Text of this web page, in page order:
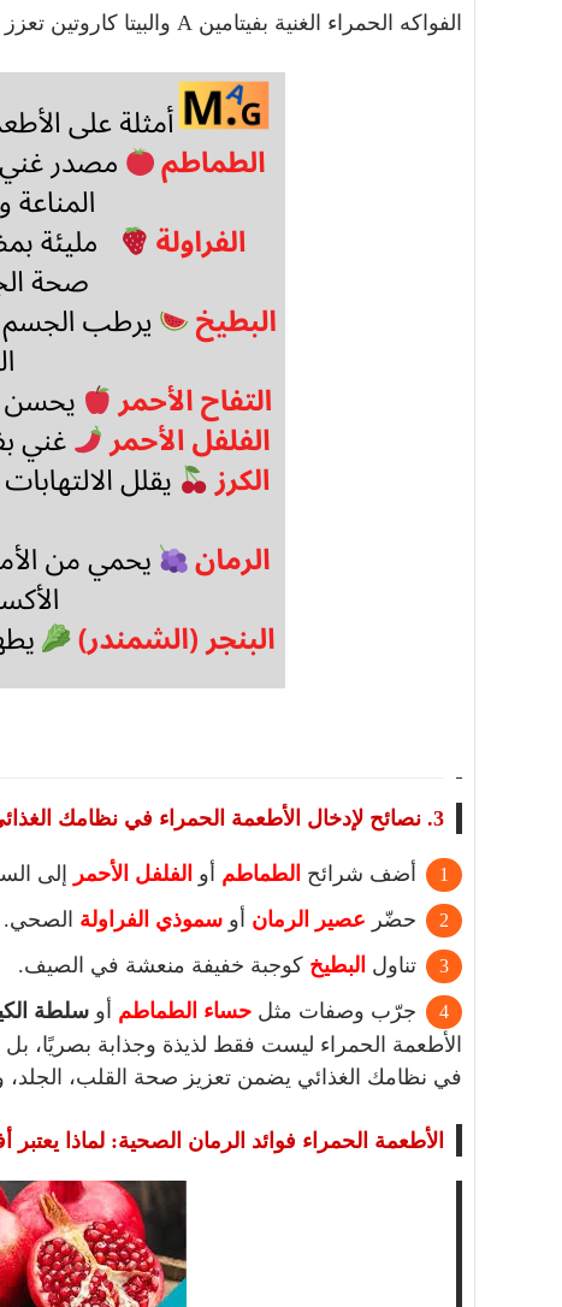
الفواكه الحمراء الغنية بفيتامين A والبيتا كاروتين تعزز الرؤية.
3. نصائح لإدخال الأطعمة الحمراء في نظامك الغذائي:
أضف شرائح الطماطم أو الفلفل الأحمر إلى
حضّر عصير الرمان أو سموذي الفراولة الصحي.
تناول البطيخ كوجبة خفيفة منعشة في الصيف.
جرّب وصفات مثل حساء الطماطم أو سلطة
الأطعمة الحمراء ليست فقط لذيذة وجذابة بصريًا،
في نظامك الغذائي يضمن تعزيز صحة القلب، الجلد،
الأطعمة الحمراء فوائد الرمان الصحية: لماذا